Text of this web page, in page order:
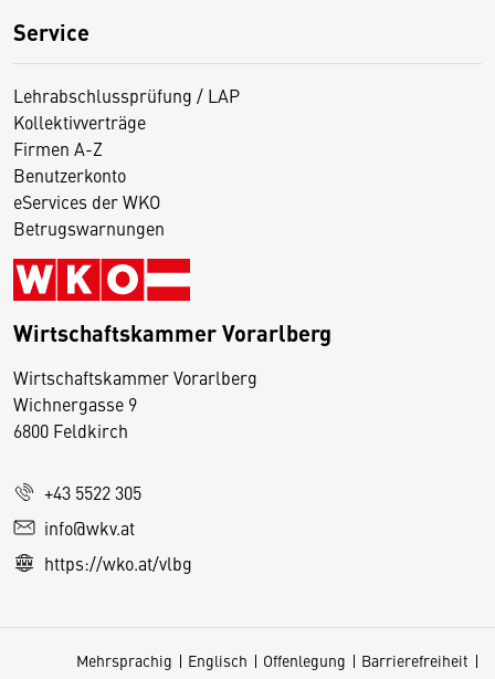
Service
Lehrabschlussprüfung / LAP
Kollektivverträge
Firmen A-Z
Benutzerkonto
eServices der WKO
Betrugswarnungen
Wirtschaftskammer Vorarlberg
Wirtschaftskammer Vorarlberg
Wichnergasse 9
6800 Feldkirch
+43 5522 305
info@wkv.at
https://wko.at/vlbg
Mehrsprachig Englisch Offenlegung
Barrierefreiheit
D
i
e
e
S
e